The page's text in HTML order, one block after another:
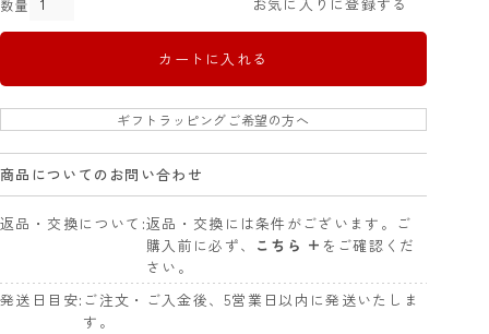
お気に入りに登録する
カートに入れる
ギフトラッピングご希望の方へ
商品についてのお問い合わせ
返品・交換について 返品・交換には条件がございます。ご
購入前に必ず、 こちら + をご確認くだ
さい。
発送日目安 ご注文・ご入金後、5営業日以内に発送いたしま
す。